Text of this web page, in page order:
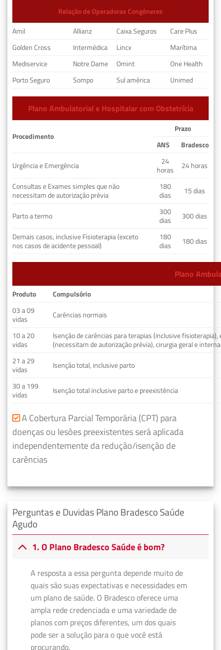
Relação de Operadoras Congêneres
Amil
Allianz Caixa Seguros
Care Plus
Golden Cross
Intermédica Lincx
Marítima
Mediservice
Notre Dame Omint
One Health
Porto Seguro
Sompo Sul américa Unimed
Plano Ambulatorial e Hospitalar com Obstetrícia
Procedimento
Prazo
ANS
Bradesco
Urgência e Emergência
24
horas
24 horas
Consultas e Exames simples que não
necessitam de autorização prévia
180
dias
15 dias
Parto a termo
300
dias
300 dias
Demais casos, inclusive Fisioterapia (exceto
nos casos de acidente pessoal)
180
dias
180 dias
Plano
Produto
Compulsório
03 a 09
vidas
Carências normais
10 a 20
vidas
Isenção de carências para terapias (inclusive fisioterapia),
(necessitam de autorização prévia), cirurgia geral e
21 a 29
vidas
Isenção total, inclusive parto
30 a 199
vidas
Isenção total inclusive parto e preexistência
A Cobertura Parcial Temporária (CPT) para
doenças ou lesões preexistentes será aplicada
independentemente da redução/isenção de
carências
Perguntas e Duvidas Plano Bradesco Saúde
Agudo
1. O Plano Bradesco Saúde é bom?
A resposta a essa pergunta depende muito de
quais são suas expectativas e necessidades em
um plano de saúde. O Bradesco oferece uma
ampla rede credenciada e uma variedade de
planos com preços diferentes, um dos quais
pode ser a solução para o que você está
procurando.